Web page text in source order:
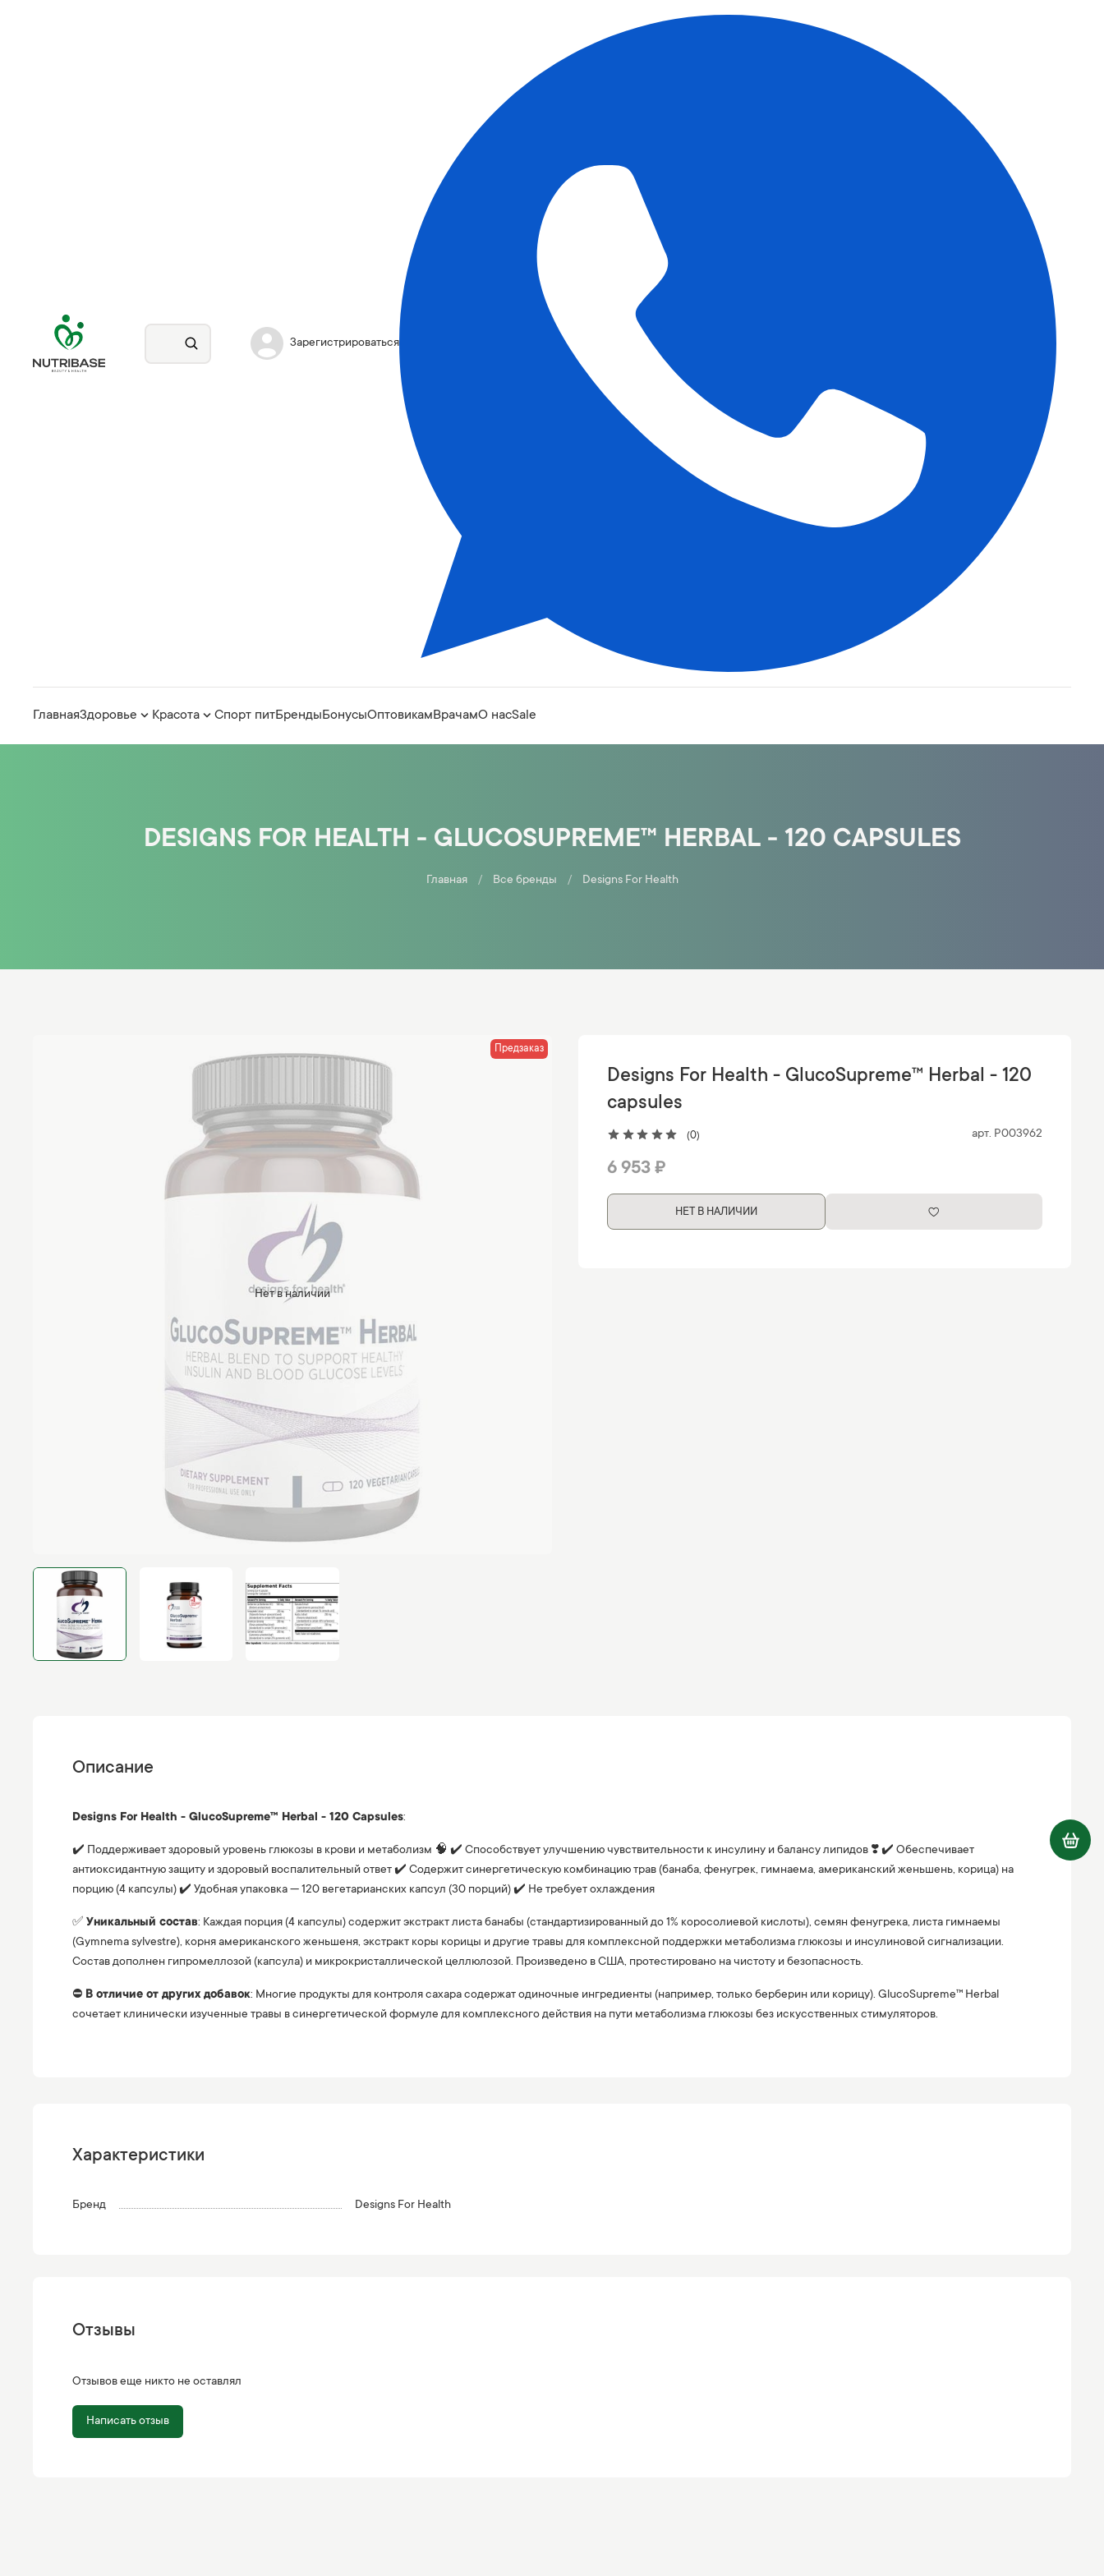
Зарегистрироваться
ГлавнаяЗдоровье Красота Спорт питБрендыБонусыОптовикамВрачамО насSale
DESIGNS FOR HEALTH - GLUCOSUPREME™ HERBAL - 120 CAPSULES
Главная Все бренды Designs For Health
Нет в наличии
Предзаказ
(0) арт. P003962
Designs For Health - GlucoSupreme™ Herbal - 120
capsules
6 953 ₽
НЕТ В НАЛИЧИИ
Описание
Designs For Health - GlucoSupreme™ Herbal - 120 Capsules:
✔️ Поддерживает здоровый уровень глюкозы в крови и метаболизм 🧠 ✔️ Способствует улучшению чувствительности к инсулину и балансу липидов ❣️ ✔️ Обеспечивает
антиоксидантную защиту и здоровый воспалительный ответ ✔️ Содержит синергетическую комбинацию трав (банаба, фенугрек, гимнаема, американский женьшень, корица) на
порцию (4 капсулы) ✔️ Удобная упаковка — 120 вегетарианских капсул (30 порций) ✔️ Не требует охлаждения
✅ Уникальный состав: Каждая порция (4 капсулы) содержит экстракт листа банабы (стандартизированный до 1% коросолиевой кислоты), семян фенугрека, листа гимнаемы
(Gymnema sylvestre), корня американского женьшеня, экстракт коры корицы и другие травы для комплексной поддержки метаболизма глюкозы и инсулиновой сигнализации.
Состав дополнен гипромеллозой (капсула) и микрокристаллической целлюлозой. Произведено в США, протестировано на чистоту и безопасность.
⛔️ В отличие от других добавок: Многие продукты для контроля сахара содержат одиночные ингредиенты (например, только берберин или корицу). GlucoSupreme™ Herbal
сочетает клинически изученные травы в синергетической формуле для комплексного действия на пути метаболизма глюкозы без искусственных стимуляторов.
Характеристики
Бренд Designs For Health
Отзывы
Отзывов еще никто не оставлял
Написать отзыв